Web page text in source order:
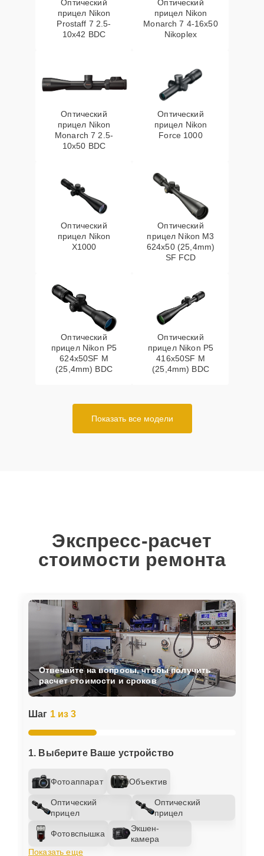
Оптический
прицел Nikon
Prostaff 7 2.5-
10x42 BDC
Оптический
прицел Nikon
Monarch 7 4-16x50
Nikoplex
Оптический
прицел Nikon
Monarch 7 2.5-
10x50 BDC
Оптический
прицел Nikon
Force 1000
Оптический
прицел Nikon
X1000
Оптический
прицел Nikon M3
624x50 (25,4mm)
SF FCD
Оптический
прицел Nikon P5
624x50SF M
(25,4mm) BDC
Оптический
прицел Nikon P5
416x50SF M
(25,4mm) BDC
Показать все модели
Экспресс-расчет
стоимости ремонта
Шаг 1 из 3
1. Выберите Ваше устройство
Фотоаппарат Объектив
Оптический
прицел
Оптический
прицел
Фотовспышка
Экшен-
камера
Показать еще
Отвечайте на вопросы, чтобы получить
расчет стоимости и сроков